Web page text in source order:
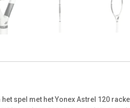
spel met het Yonex Astrel 120